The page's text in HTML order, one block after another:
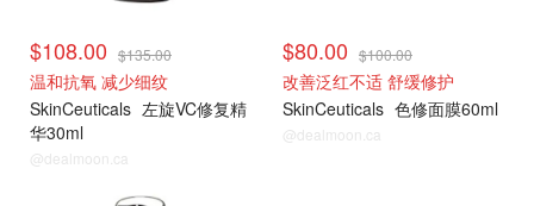
$108.00 $135.00
温和抗氧 减少细纹
SkinCeuticals 左旋VC修复精
华30ml
@dealmoon.ca
$80.00 $100.00
改善泛红不适 舒缓修护
SkinCeuticals 色修面膜60ml
@dealmoon.ca